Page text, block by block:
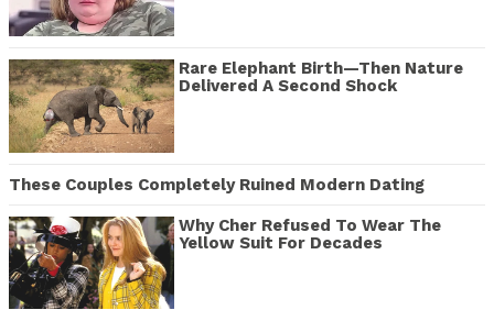
Rare Elephant Birth—Then Nature
Delivered A Second Shock
These Couples Completely Ruined Modern Dating
Why Cher Refused To Wear The
Yellow Suit For Decades